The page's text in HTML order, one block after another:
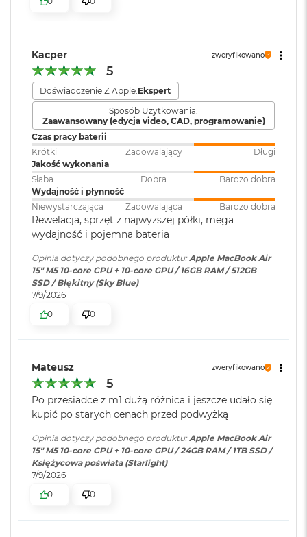
i
3
G
B
R
M
W
e
d
ł
u
g
p
o
e
m
n
o
ś
i
y
s
k
u
a
c
B
o
i
bezpieczeństwo i sprawne działanie.
KTO KOCHA IPHONE’A, POKOCHA I MACA– Mac świetnie
zdziałać cuda. Możesz skopiować coś na iPhonie i wkleić to
na Macu. Albo odebrać na Macu połączenie FaceTime i
wysłać z niego tekst przez apkę Wiadomości
Wyświetlacz
Wyświetlacz Liquid Retina
Wyświetlacz o przekątnej 15,3 cala z podświetleniem LED, w
technologii IPS1
Rozdzielczość natywna 2880 na 1864 piksele przy 224 pikselach na
Jasność 500 nitów
Kolory
Możliwość wyświetlania miliarda kolorów
Szeroka gama kolorów (P3)
Technologia True Tone
Chip
Moduł Bluetooth :
pamięci:
NIE
Karta sieciowa
bezprzewodowa
WLAN:
Kamera
internetowa
Kamera 12MP Center Stage z
obsługą funkcji Widok blatu
Bateria:
Pojemność baterii: 66,5 Wh
Szybkie ładowanie:
zasilaczem USB-C o mocy 70W
Ładowanie i
rozbudowa:
Dwa porty Thunderbolt 4
(USB‑C) obsługujące:
Ładowanie,
Kacper zweryfikowano
5
Doświadczenie Z Apple:Ekspert
Sposób Użytkowania:
Zaawansowany (edycja video, CAD, programowanie)
Czas pracy baterii
Krótki
Zadowalający
Długi
Jakość wykonania
Słaba
Dobra
Bardzo dobra
Wydajność i płynność
Niewystarczająca
Zadowalająca Bardzo dobra
Rewelacja, sprzęt z najwyższej półki, mega
wydajność i pojemna bateria
Opinia dotyczy podobnego produktu: Apple MacBook Air
15" M5 10‑core CPU + 10‑core GPU / 16GB RAM / 512GB
SSD / Błękitny (Sky Blue)
7/9/2026
0
0
Mateusz zweryfikowano
5
Po przesiadce z m1 dużą różnica i jeszcze udało się
kupić po starych cenach przed podwyżką
Opinia dotyczy podobnego produktu:Apple MacBook Air
15" M5 10‑core CPU + 10‑core GPU / 24GB RAM / 1TB SSD /
Księżycowa poświata (Starlight)
7/9/2026
0
0